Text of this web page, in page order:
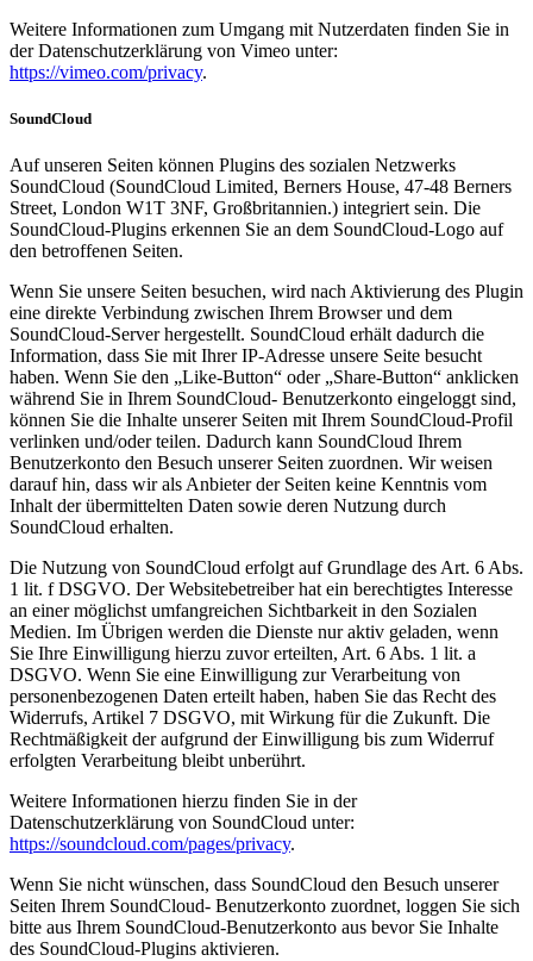
Weitere Informationen zum Umgang mit Nutzerdaten finden Sie in
der Datenschutzerklärung von Vimeo unter:
https://vimeo.com/privacy.
SoundCloud
Auf unseren Seiten können Plugins des sozialen Netzwerks
SoundCloud (SoundCloud Limited, Berners House, 47-48 Berners
Street, London W1T 3NF, Großbritannien.) integriert sein. Die
SoundCloud-Plugins erkennen Sie an dem SoundCloud-Logo auf
den betroffenen Seiten.
Wenn Sie unsere Seiten besuchen, wird nach Aktivierung des Plugin
eine direkte Verbindung zwischen Ihrem Browser und dem
SoundCloud-Server hergestellt. SoundCloud erhält dadurch die
Information, dass Sie mit Ihrer IP-Adresse unsere Seite besucht
haben. Wenn Sie den „Like-Button“ oder „Share-Button“ anklicken
während Sie in Ihrem SoundCloud- Benutzerkonto eingeloggt sind,
können Sie die Inhalte unserer Seiten mit Ihrem SoundCloud-Profil
verlinken und/oder teilen. Dadurch kann SoundCloud Ihrem
Benutzerkonto den Besuch unserer Seiten zuordnen. Wir weisen
darauf hin, dass wir als Anbieter der Seiten keine Kenntnis vom
Inhalt der übermittelten Daten sowie deren Nutzung durch
SoundCloud erhalten.
Die Nutzung von SoundCloud erfolgt auf Grundlage des Art. 6 Abs.
1 lit. f DSGVO. Der Websitebetreiber hat ein berechtigtes Interesse
an einer möglichst umfangreichen Sichtbarkeit in den Sozialen
Medien. Im Übrigen werden die Dienste nur aktiv geladen, wenn
Sie Ihre Einwilligung hierzu zuvor erteilten, Art. 6 Abs. 1 lit. a
DSGVO. Wenn Sie eine Einwilligung zur Verarbeitung von
personenbezogenen Daten erteilt haben, haben Sie das Recht des
Widerrufs, Artikel 7 DSGVO, mit Wirkung für die Zukunft. Die
Rechtmäßigkeit der aufgrund der Einwilligung bis zum Widerruf
erfolgten Verarbeitung bleibt unberührt.
Weitere Informationen hierzu finden Sie in der
Datenschutzerklärung von SoundCloud unter:
https://soundcloud.com/pages/privacy.
Wenn Sie nicht wünschen, dass SoundCloud den Besuch unserer
Seiten Ihrem SoundCloud- Benutzerkonto zuordnet, loggen Sie sich
bitte aus Ihrem SoundCloud-Benutzerkonto aus bevor Sie Inhalte
des SoundCloud-Plugins aktivieren.